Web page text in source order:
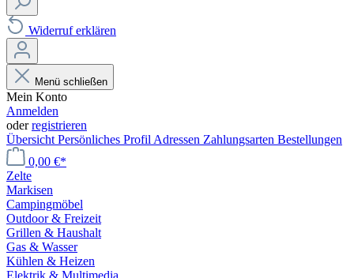
Widerruf erklären
Menü schließen
Mein Konto
Anmelden
oderregistrieren
Übersicht Persönliches Profil Adressen Zahlungsarten Bestellungen
0,00 €*
Zelte
Markisen
Campingmöbel
Outdoor & Freizeit
Grillen & Haushalt
Gas & Wasser
Kühlen & Heizen
Elektrik & Multimedia